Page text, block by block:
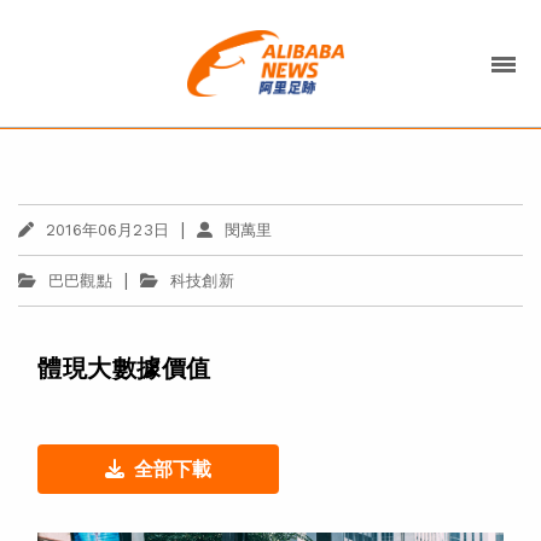
2016年06月23日 | 閔萬里
巴巴觀點 | 科技創新
體現大數據價值
全部下載